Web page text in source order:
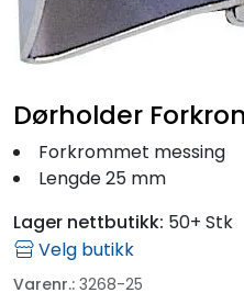
Dørholder
Forkrommet messing
Lengde 25 mm
Lager nettbutikk: 50+ Stk
Velg butikk
Varenr.: 3268-25
Fortøyning
Båtpleie/Opplag
Seil
Outlet